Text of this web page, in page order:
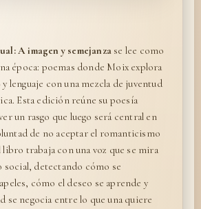
A imagen y semejanza se lee como
época: poemas donde Moix explora
lenguaje con una mezcla de juventud
Esta edición reúne su poesía
un rasgo que luego será central en
de no aceptar el romanticismo
trabaja con una voz que se mira
social, detectando cómo se
cómo el deseo se aprende y
se negocia entre lo que una quiere